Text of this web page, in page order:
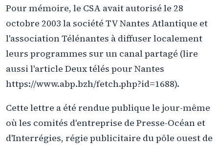
Pour mémoire, le CSA avait autorisé le 28
octobre 2003 la société TV Nantes Atlantique et
l'association Télénantes à diffuser localement
leurs programmes sur un canal partagé (lire
aussi l'article Deux télés pour Nantes
https://www.abp.bzh/fetch.php?id=1688).
Cette lettre a été rendue publique le jour-même
où les comités d'entreprise de Presse-Océan et
d'Interrégies, régie publicitaire du pôle ouest de